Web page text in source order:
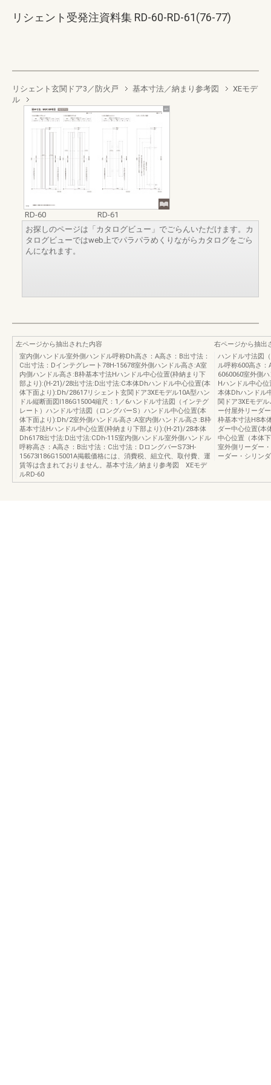
リシェント受発注資料集 RD-60-RD-61(76-77)
リシェント玄関ドア3／防火戸 基本寸法／納まり参考図
XEモデ
ル
RD-60
RD-61
お探しのページは「カタログビュー」でごらんいただけます。カ
タログビューではweb上でパラパラめくりながらカタログをごら
んになれます。
左ページから抽出された内容
室内側ハンドル室外側ハンドル呼称Dh高さ：A高さ：B出寸法：
C出寸法：Dインテグレート78H-15678室外側ハンドル高さ:A室
内側ハンドル高さ:B枠基本寸法Hハンドル中心位置(枠納まり下
部より):(H-21)/28出寸法:D出寸法:C本体Dhハンドル中心位置(本
体下面より):Dh/28617リシェント玄関ドア3XEモデル10A型ハン
ドル縦断面図I186G15004縮尺：1／6ハンドル寸法図（インテグ
レート）ハンドル寸法図（ロングバーS）ハンドル中心位置(本
体下面より):Dh/2室外側ハンドル高さ:A室内側ハンドル高さ:B枠
基本寸法Hハンドル中心位置(枠納まり下部より):(H-21)/28本体
Dh6178出寸法:D出寸法:CDh-115室内側ハンドル室外側ハンドル
呼称高さ：A高さ：B出寸法：C出寸法：DロングバーS73H-
15673I186G15001A掲載価格には、消費税、組立代、取付費、運
賃等は含まれておりません。基本寸法／納まり参考図 XEモデ
ルRD-60
右ページから抽出
ハンドル寸法図
ル呼称600高さ
6060060室外側
Hハンドル中心
本体Dhハンドル
関ドア3XEモデ
ー付屋外リーダ
枠基本寸法H8本
ダー中心位置(本
中心位置（本体
室外側リーダー
ーダー・シリン